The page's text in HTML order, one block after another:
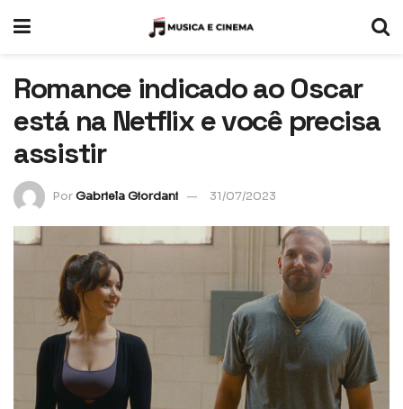
Romance indicado ao Oscar
está na Netflix e você precisa
assistir
PorGabriela Giordani 31/07/2023